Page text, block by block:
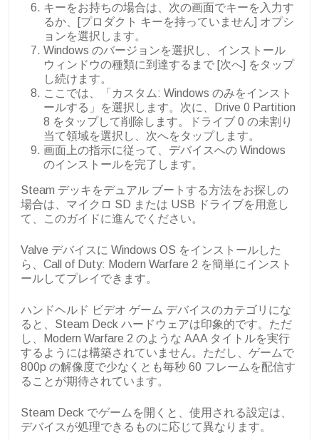
キーをお持ちの場合は、次の画面でキーを入力す
るか、[プロダクト キーを持っていません] オプシ
ョンを選択します。
Windows のバージョンを選択し、インストール
ウィンドウの種類に到達するまで [次へ] をタップ
し続けます。
ここでは、「カスタム: Windows のみをインスト
ールする」を選択します。次に、Drive 0 Partition
8 をタップして削除します。ドライブ 0 の未割り
当て領域を選択し、次へをタップします。
画面上の指示に従って、デバイスへの Windows
のインストールを完了します。
Steam デッキをデュアル ブートする方法をお探しの
場合は、マイクロ SD または USB ドライブを用意し
て、このガイドに進んでください。
Valve デバイスに Windows OS をインストールした
ら、Call of Duty: Modern Warfare 2 を簡単にインスト
ールしてプレイできます。
ハンドヘルド ビデオ ゲーム デバイスのカテゴリにな
ると、Steam Deck ハードウェアは印象的です。ただ
し、Modern Warfare 2 のような AAA タイトルを実行
するようには構築されていません。ただし、ゲームで
800p の解像度で少なくとも毎秒 60 フレームを配信す
ることが期待されています。
Steam Deck でゲームを開くと、使用される設定は、
デバイスが処理できるものに応じて異なります。